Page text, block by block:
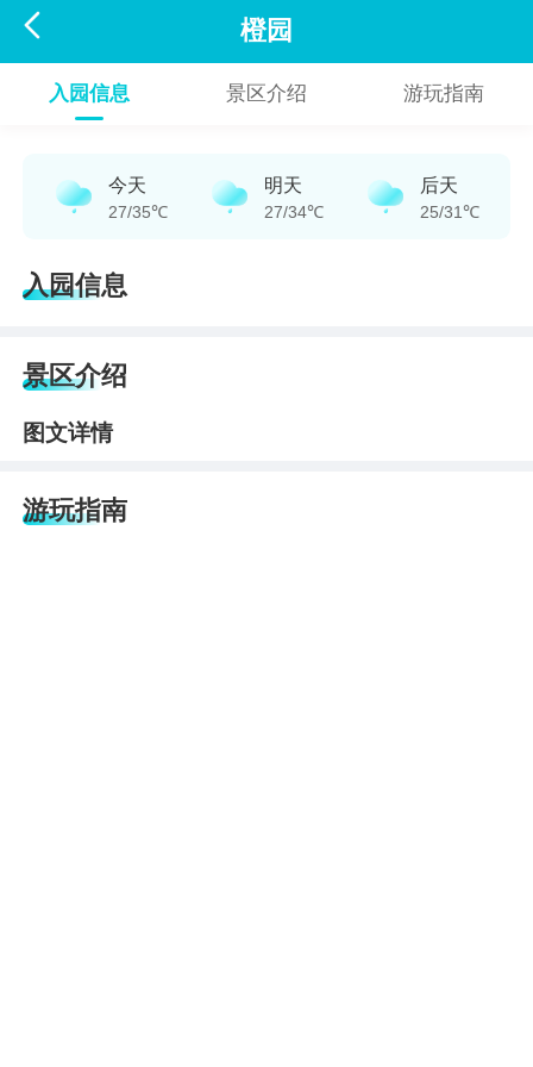
 橙园
入园信息 景区介绍 游玩指南
今天
27/35℃
明天
27/34℃
后天
25/31℃
入园信息
景区介绍
图文详情
游玩指南